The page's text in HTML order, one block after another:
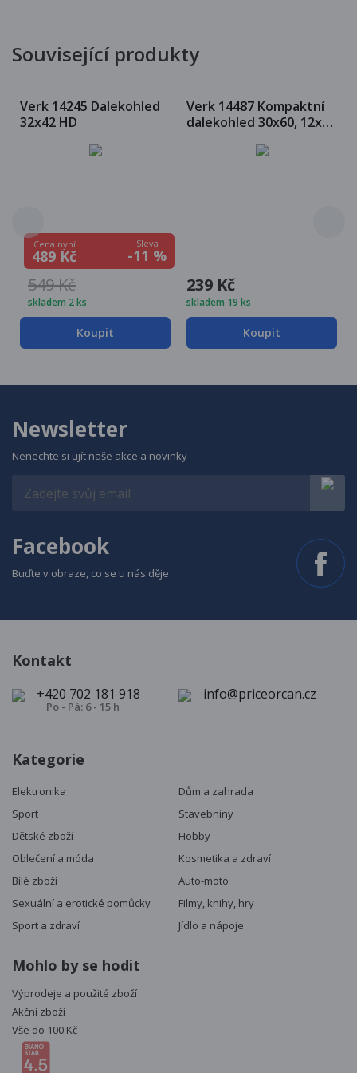
Související produkty
Verk 14245 Dalekohled
32x42 HD
Cena nyní
489 Kč
Sleva
-11 %
549 Kč
skladem 2 ks
Koupit
Verk 14487 Kompaktní
dalekohled 30x60, 12x
239 Kč
skladem 19 ks
Koupit
Newsletter
Nenechte si ujít naše akce a novinky
Facebook
Buďte v obraze, co se u nás děje
Kontakt
+420 702 181 918
Po - Pá: 6 - 15 h
info@priceorcan.cz
Kategorie
Elektronika
Dům a zahrada
Sport
Stavebniny
Dětské zboží
Hobby
Oblečení a móda
Kosmetika a zdraví
Bílé zboží
Auto-moto
Sexuální a erotické pomůcky
Filmy, knihy, hry
Sport a zdraví
Jídlo a nápoje
Mohlo by se hodit
Výprodeje a použité zboží
Akční zboží
Vše do 100 Kč